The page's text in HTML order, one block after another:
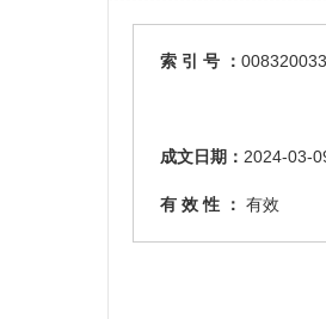
索 引 号 ：
成文日期： 2024-03-
有 效 性 ： 有效